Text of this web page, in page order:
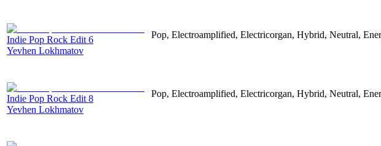
Indie Pop Rock Edit 6
Yevhen Lokhmatov
Pop, Electroamplified, Electricorgan, Hybrid, Neutral,
Indie Pop Rock Edit 8
Yevhen Lokhmatov
Pop, Electroamplified, Electricorgan, Hybrid, Neutral,